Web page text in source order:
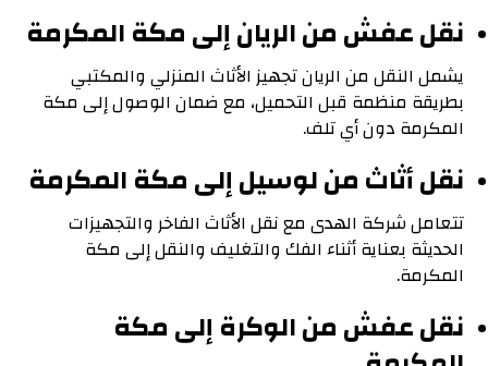
نقل عفش من الريان إلى مكة المكرمة
يشمل النقل من الريان تجهيز الأثاث المنزلي والمكتبي
بطريقة منظمة قبل التحميل، مع ضمان الوصول إلى مكة
المكرمة دون أي تلف.
نقل أثاث من لوسيل إلى مكة المكرمة
تتعامل شركة الهدى مع نقل الأثاث الفاخر والتجهيزات
الحديثة بعناية أثناء الفك والتغليف والنقل إلى مكة
المكرمة.
نقل عفش من الوكرة إلى مكة